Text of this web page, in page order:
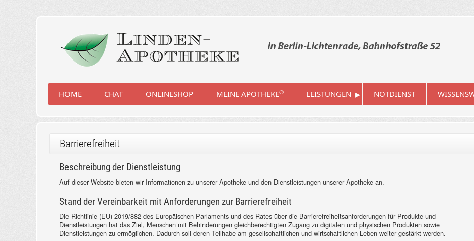
HOME CHAT ONLINESHOP MEINE APOTHEKE® LEISTUNGEN ▸ NOTDIENST
Barrierefreiheit
Beschreibung der Dienstleistung
Auf dieser Website bieten wir Informationen zu unserer Apotheke und den Dienstleistungen unserer Apotheke an.
Stand der Vereinbarkeit mit Anforderungen zur Barrierefreiheit
Die Richtlinie (EU) 2019/882 des Europäischen Parlaments und des Rates über die Barrierefreiheitsanforderungen für Produkte und
Dienstleistungen hat das Ziel, Menschen mit Behinderungen gleichberechtigten Zugang zu digitalen und physischen Produkten sowie
Dienstleistungen zu ermöglichen. Dadurch soll deren Teilhabe am gesellschaftlichen und wirtschaftlichen Leben weiter gestärkt werden.